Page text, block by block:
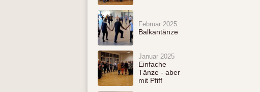
Februar 2025
Balkantänze
Januar 2025
Einfache
Tänze - aber
mit Pfiff